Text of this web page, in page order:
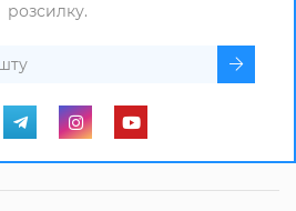
розсилку.